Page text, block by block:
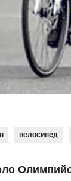
велосипед